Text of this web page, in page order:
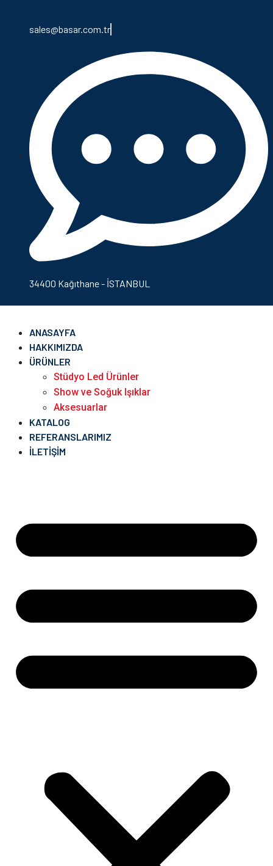
sales@basar.com.tr
34400 Kağıthane - İSTANBUL
ANASAYFA
HAKKIMIZDA
ÜRÜNLER
Stüdyo Led Ürünler
Show ve Soğuk Işıklar
Aksesuarlar
KATALOG
REFERANSLARIMIZ
İLETIŞIM